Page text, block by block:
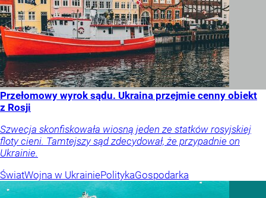
Przełomowy wyrok sądu. Ukraina przejmie cenny obiekt
z Rosji
Szwecja skonfiskowała wiosną jeden ze statków rosyjskiej
floty cieni. Tamtejszy sąd zdecydował, że przypadnie on
Ukrainie.
ŚwiatWojna w UkrainiePolitykaGospodarka